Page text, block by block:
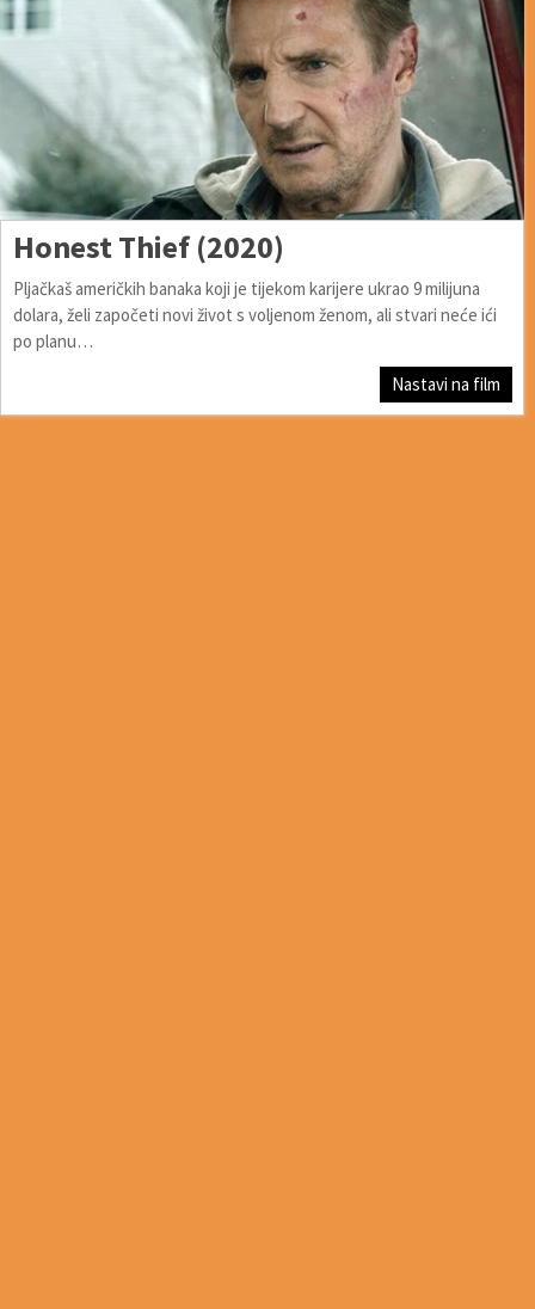
Honest Thief (2020)
Pljačkaš američkih banaka koji je tijekom karijere ukrao 9 milijuna
dolara, želi započeti novi život s voljenom ženom, ali stvari neće ići
po planu…
Nastavi na film